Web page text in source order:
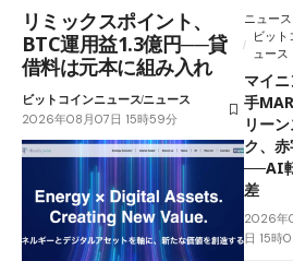
リミックスポイント、
BTC運用益1.3億円──貸
借料は元本に組み入れ
ビットコインニュースニュース
2026年08月07日 15時59分
ニュース
ビット
ュース
マイ
手
リー
ク、
──AI
差
2026年
日 15時